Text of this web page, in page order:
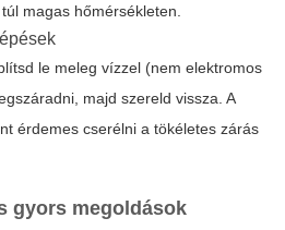
magas hőmérsékleten.
le meleg vízzel (nem elektromos
majd szereld vissza. A
érdemes cserélni a tökéletes zárás
gyors megoldások